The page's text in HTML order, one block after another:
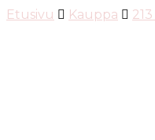
Etusivu Kauppa 213